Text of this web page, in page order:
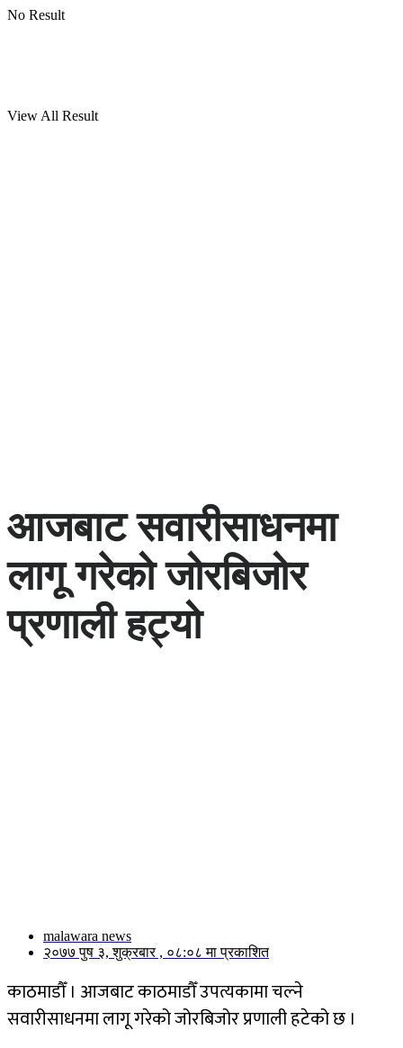
No Result
View All Result
आजबाट सवारीसाधनमा
लागू गरेको जोरबिजोर
प्रणाली हट्यो
malawara news
२०७७ पुष ३, शुक्रबार , ०८:०८ मा प्रकाशित
काठमाडौँ । आजबाट काठमाडौँ उपत्यकामा चल्ने
सवारीसाधनमा लागू गरेको जोरबिजोर प्रणाली हटेको छ ।